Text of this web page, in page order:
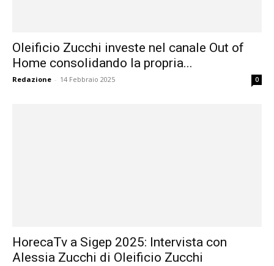
Oleificio Zucchi investe nel canale Out of
Home consolidando la propria...
Redazione - 14 Febbraio 2025 0
HorecaTv a Sigep 2025: Intervista con
Alessia Zucchi di Oleificio Zucchi